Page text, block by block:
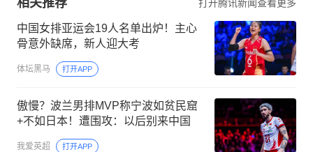
相关推荐 打开腾讯新闻查看更多
中国女排亚运会19人名单出炉！主心
骨意外缺席，新人迎大考
体坛黑马 打开APP
傲慢？波兰男排MVP称宁波如贫民窟
+不如日本！遭围攻：以后别来中国
我爱英超 打开APP